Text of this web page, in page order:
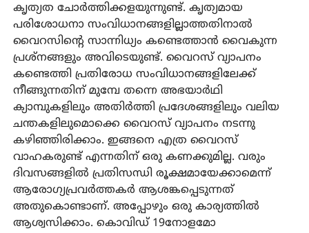
കൃത്യത ചോർത്തിക്കളയുന്നുണ്ട്. കൃത്യമായ
പരിശോധനാ സംവിധാനങ്ങളില്ലാത്തതിനാൽ
വൈറസിന്റെ സാന്നിധ്യം കണ്ടെത്താൻ വൈകുന്ന
പ്രശ്‌നങ്ങളും അവിടെയുണ്ട്. വൈറസ് വ്യാപനം
കണ്ടെത്തി പ്രതിരോധ സംവിധാനങ്ങളിലേക്ക്
നീങ്ങുന്നതിന് മുമ്പേ തന്നെ അഭയാർഥി
ക്യാമ്പുകളിലും അതിർത്തി പ്രദേശങ്ങളിലും വലിയ
ചന്തകളിലുമൊക്കെ വൈറസ് വ്യാപനം നടന്നു
കഴിഞ്ഞിരിക്കാം. ഇങ്ങനെ എത്ര വൈറസ്
വാഹകരുണ്ട് എന്നതിന് ഒരു കണക്കുമില്ല. വരും
ദിവസങ്ങളിൽ പ്രതിസന്ധി രൂക്ഷമായേക്കാമെന്ന്
ആരോഗ്യപ്രവർത്തകർ ആശങ്കപ്പെടുന്നത്
അതുകൊണ്ടാണ്. അപ്പോഴും ഒരു കാര്യത്തിൽ
ആശ്വസിക്കാം. കൊവിഡ് 19നോളമോ